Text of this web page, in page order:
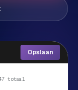
Opslaan
totaal